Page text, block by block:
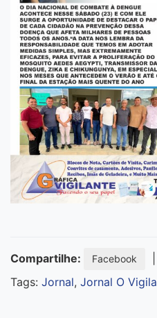
Compartilhe: Facebook
Tags: Jornal, Jornal O